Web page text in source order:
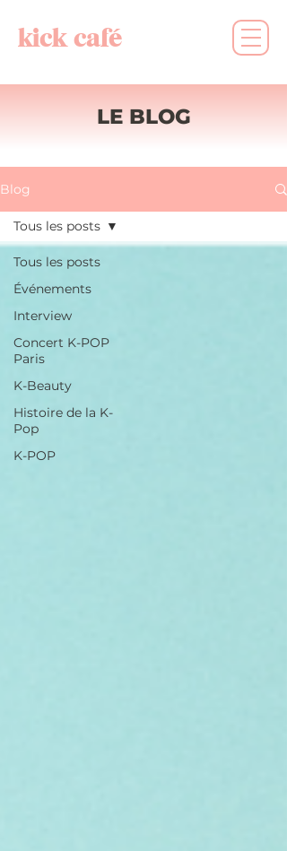
kick café
LE BLOG
Blog
Tous les posts
Événements
Interview
Concert K-POP
Paris
K-Beauty
Histoire de la K-
Pop
K-POP
Tous les posts